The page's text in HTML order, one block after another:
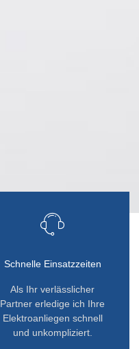
Schnelle Einsatzzeiten
Als Ihr verlässlicher
Partner erledige ich Ihre
Elektroanliegen schnell
und unkompliziert.